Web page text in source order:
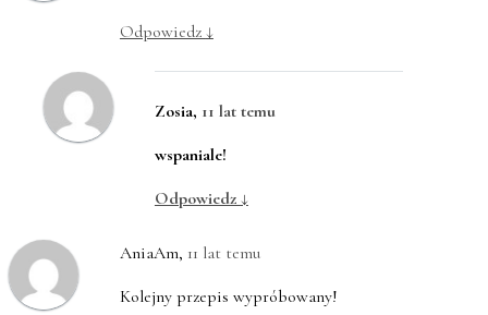
Odpowiedz ↓
Zosia, 11 lat temu
wspaniale!
Odpowiedz ↓
AniaAm, 11 lat temu
Kolejny przepis wypróbowany!